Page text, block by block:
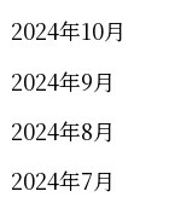
2024年10月
2024年9月
2024年8月
2024年7月